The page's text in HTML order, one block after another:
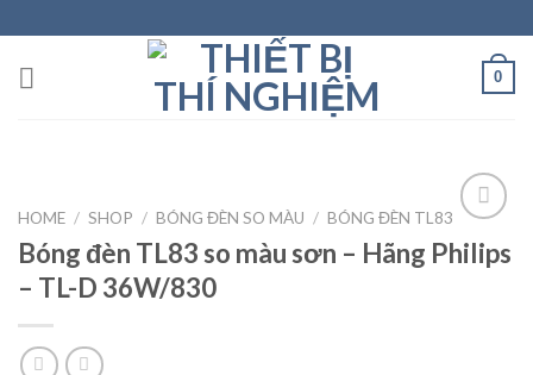
to
content
0
HOME / SHOP / BÓNG ĐÈN SO MÀU / BÓNG ĐÈN TL83
Bóng đèn TL83 so màu sơn – Hãng Philips
– TL-D 36W/830